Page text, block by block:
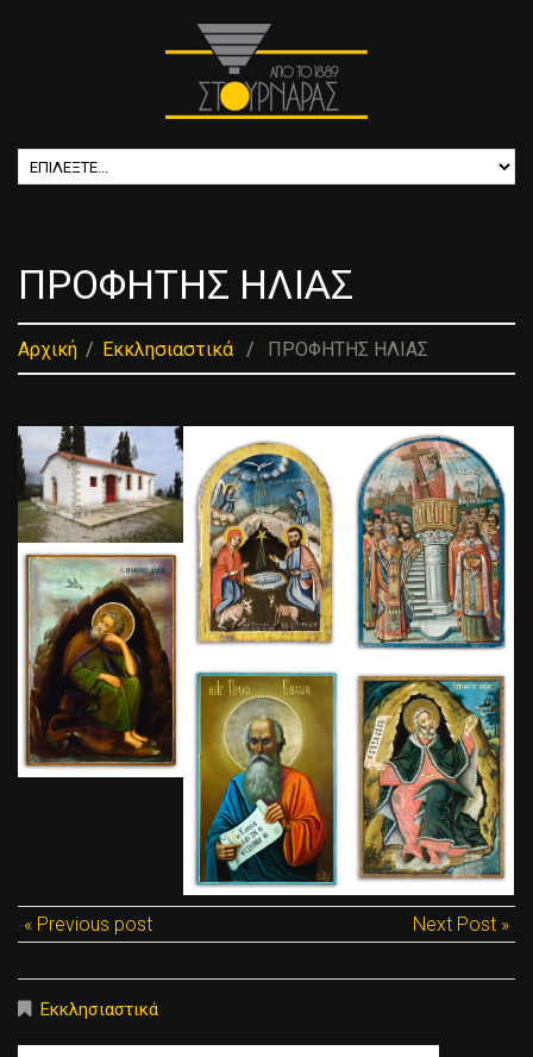
ΠΡΟΦΗΤΗΣ ΗΛΙΑΣ
Αρχική Εκκλησιαστικά ΠΡΟΦΗΤΗΣ ΗΛΙΑΣ
« Previous post Next Post »
Εκκλησιαστικά